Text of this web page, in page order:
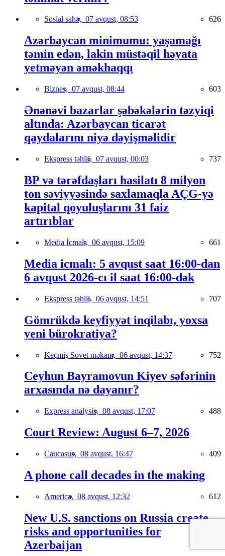
Sosial sahə, 07 avqust, 08:53 626
Azərbaycan minimumu: yaşamağı
təmin edən, lakin müstəqil həyata
yetməyən əməkhaqqı
Biznes, 07 avqust, 08:44 603
Ənənəvi bazarlar şəbəkələrin təzyiqi
altında: Azərbaycan ticarət
qaydalarını niyə dəyişməlidir
Ekspress təhlil, 07 avqust, 00:03 737
BP və tərəfdaşları hasilatı 8 milyon
ton səviyyəsində saxlamaqla AÇG-yə
kapital qoyuluşlarını 31 faiz
artırıblar
Media İcmalı, 06 avqust, 15:09 661
Media icmalı: 5 avqust saat 16:00-dan
6 avqust 2026-cı il saat 16:00-dək
Ekspress təhlil, 06 avqust, 14:51 707
Gömrükdə keyfiyyət inqilabı, yoxsa
yeni bürokratiya?
Keçmiş Sovet məkanı, 06 avqust, 14:37 752
Ceyhun Bayramovun Kiyev səfərinin
arxasında nə dayanır?
Express analysis, 08 avqust, 17:07 488
Court Review: August 6–7, 2026
Caucasus, 08 avqust, 16:47 409
A phone call decades in the making
America, 08 avqust, 12:32 612
New U.S. sanctions on Russia create
risks and opportunities for
Azerbaijan